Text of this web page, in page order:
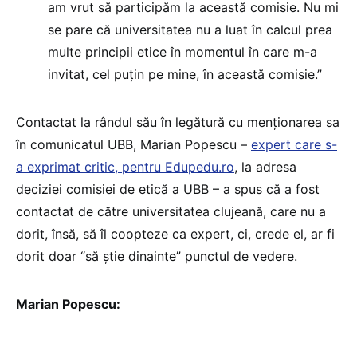
am vrut să participăm la această comisie. Nu mi
se pare că universitatea nu a luat în calcul prea
multe principii etice în momentul în care m-a
invitat, cel puțin pe mine, în această comisie.”
Contactat la rândul său în legătură cu menționarea sa
în comunicatul UBB, Marian Popescu – expert care s-
a exprimat critic, pentru Edupedu.ro, la adresa
deciziei comisiei de etică a UBB – a spus că a fost
contactat de către universitatea clujeană, care nu a
dorit, însă, să îl coopteze ca expert, ci, crede el, ar fi
dorit doar “să știe dinainte” punctul de vedere.
Marian Popescu: